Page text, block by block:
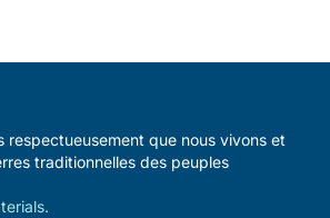
respectueusement que nous vivons et
traditionnelles des peuples